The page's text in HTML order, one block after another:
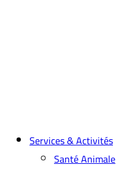
Services & Activités
Santé Animale